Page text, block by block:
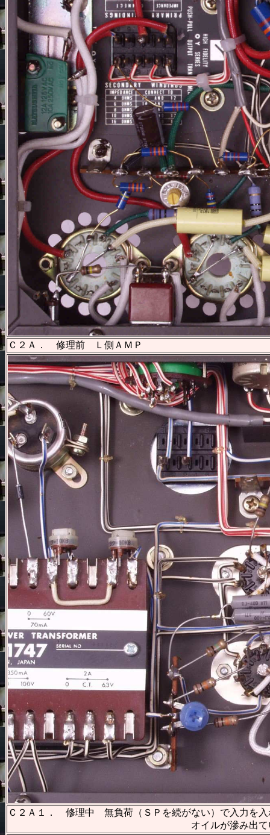
Ｃ２Ａ． 修理前 Ｌ側ＡＭＰ
Ｃ２Ａ１． 修理中 無負荷（ＳＰを続がない）で入力を入
オイルが滲み出てい